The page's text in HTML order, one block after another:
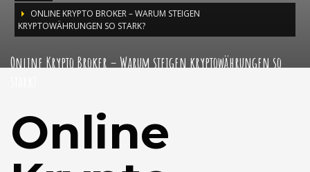
ONLINE KRYPTO BROKER – WARUM STEIGEN
KRYPTOWÄHRUNGEN SO STARK?
Online Krypto Broker – Warum steigen kryptowährungen so
Online